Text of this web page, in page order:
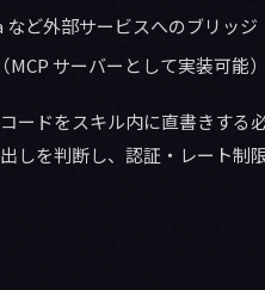
ど外部サービスへのブリッジ
サーバーとして実装可能）
ードをスキル内に直書きする
しを判断し、認証・レート制